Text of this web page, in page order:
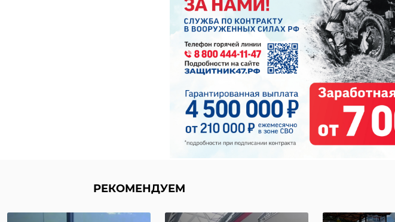
РЕКОМЕНДУЕМ
02 августа 2024, 15:13 26 мая 2025, 15:13